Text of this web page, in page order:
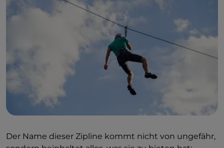
Der Name dieser Zipline kommt nicht von ungefähr,